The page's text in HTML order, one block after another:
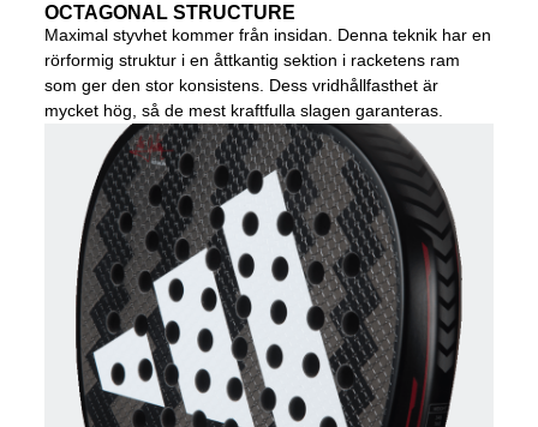
OCTAGONAL STRUCTURE
Maximal styvhet kommer från insidan. Denna teknik har en
rörformig struktur i en åttkantig sektion i racketens ram
som ger den stor konsistens. Dess vridhållfasthet är
mycket hög, så de mest kraftfulla slagen garanteras.